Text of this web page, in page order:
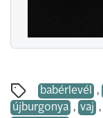
babérlevél ,
újburgonya , vaj ,